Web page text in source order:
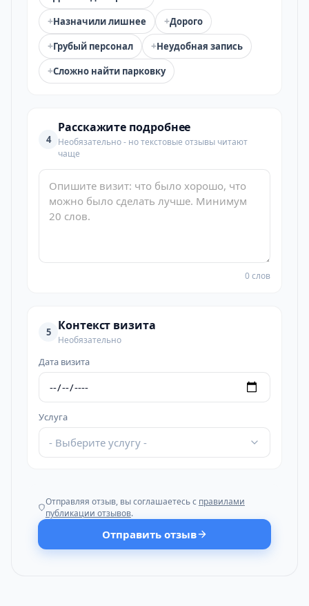
+Назначили лишнее +Дорого
+Грубый персонал +Неудобная запись
+Сложно найти парковку
4
Расскажите подробнее
Необязательно - но текстовые отзывы читают
чаще
0 слов
5 Контекст визита
Необязательно
Дата визита
Услуга
- Выберите услугу -
Отправляя отзыв, вы соглашаетесь с правилами
публикации отзывов.
Отправить отзыв